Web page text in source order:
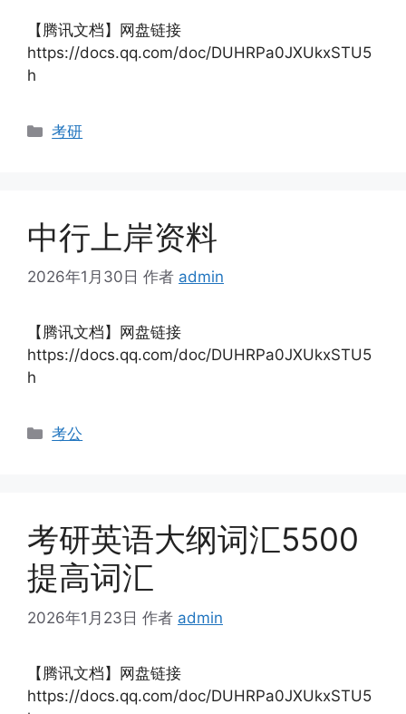
【腾讯文档】网盘链接
https://docs.qq.com/doc/DUHRPa0JXUkxSTU5
h
分
考研
中行上岸资料
2026年1月30日 作者 admin
【腾讯文档】网盘链接
https://docs.qq.com/doc/DUHRPa0JXUkxSTU5
h
分
考公
考研英语大纲词汇5500
提高词汇
2026年1月23日 作者 admin
【腾讯文档】网盘链接
https://docs.qq.com/doc/DUHRPa0JXUkxSTU5